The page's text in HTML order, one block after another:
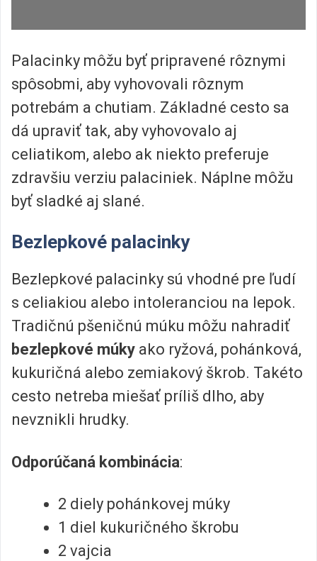
Palacinky môžu byť pripravené rôznymi
spôsobmi, aby vyhovovali rôznym
potrebám a chutiam. Základné cesto sa
dá upraviť tak, aby vyhovovalo aj
celiatikom, alebo ak niekto preferuje
zdravšiu verziu palaciniek. Náplne môžu
byť sladké aj slané.
Bezlepkové palacinky
Bezlepkové palacinky sú vhodné pre ľudí
s celiakiou alebo intoleranciou na lepok.
Tradičnú pšeničnú múku môžu nahradiť
bezlepkové múky ako ryžová, pohánková,
kukuričná alebo zemiakový škrob. Takéto
cesto netreba miešať príliš dlho, aby
nevznikli hrudky.
Odporúčaná kombinácia:
2 diely pohánkovej múky
1 diel kukuričného škrobu
2 vajcia